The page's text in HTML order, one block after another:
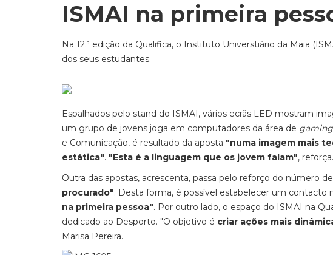
ISMAI na primeira
Na 12.ª edição da Qualifica, o Instituto Universtiário da Maia
dos seus estudantes.
Espalhados pelo stand do ISMAI, vários ecrãs LED mostram
um grupo de jovens joga em computadores da área de gaming
e Comunicação, é resultado da aposta "numa imagem mais
estática". "Esta é a linguagem que os jovem falam", reforça.
Outra das apostas, acrescenta, passa pelo reforço do número
procurado". Desta forma, é possível estabelecer um contacto
na primeira pessoa". Por outro lado, o espaço do ISMAI na
dedicado ao Desporto. "O objetivo é criar ações mais
Marisa Pereira.